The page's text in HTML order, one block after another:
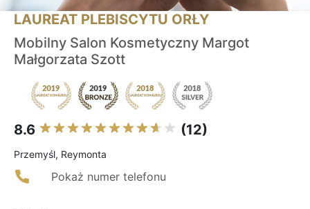
LAUREAT PLEBISCYTU ORŁY
Mobilny Salon Kosmetyczny Margot
Małgorzata Szott
8.6 (12)
Przemyśl, Reymonta
Pokaż numer telefonu